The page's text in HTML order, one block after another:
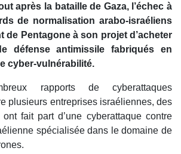
après la bataille de Gaza, l’échec à
de normalisation arabo-israéliens
de Pentagone à son projet d’acheter
défense antimissile fabriqués en
cyber-vulnérabilité.
rapports de cyberattaques
plusieurs entreprises israéliennes, des
fait part d’une cyberattaque contre
spécialisée dans le domaine de